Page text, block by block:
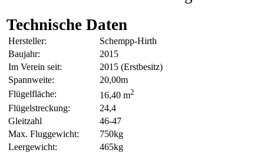
Technische Daten
Hersteller:
Schempp-Hirth
Baujahr:
2015
Im Verein seit:
2015 (Erstbesitz)
Spannweite:
20,00m
Flügelfläche:
16,40 m2
Flügelstreckung:
24,4
Gleitzahl
46-47
Max. Fluggewicht:
750kg
Leergewicht:
465kg